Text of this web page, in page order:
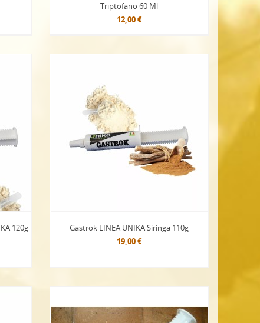
Triptofano 60 Ml
12,00 €
120g
Gastrok LINEA UNIKA Siringa 110g
19,00 €